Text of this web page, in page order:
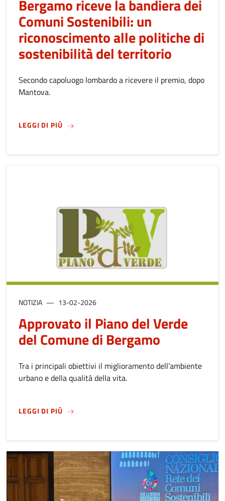
Bergamo riceve la bandiera dei
Comuni Sostenibili: un
riconoscimento alle politiche di
sostenibilità del territorio
Secondo capoluogo lombardo a ricevere il premio, dopo
Mantova.
LEGGI DI PIÙSUBERGAMO RICEVE LA BANDIERA DEI
NOTIZIA 13-02-2026
Approvato il Piano del Verde
del Comune di Bergamo
Tra i principali obiettivi il miglioramento dell’ambiente
urbano e della qualità della vita.
LEGGI DI PIÙSUAPPROVATO IL PIANO DEL VERDE DEL